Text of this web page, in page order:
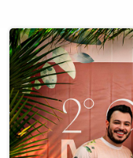
Consultor, que
aumentar
comerciais e
negócios.Para a
Desenvolvimento
Negócios 7B
do Prefeito Ítalo